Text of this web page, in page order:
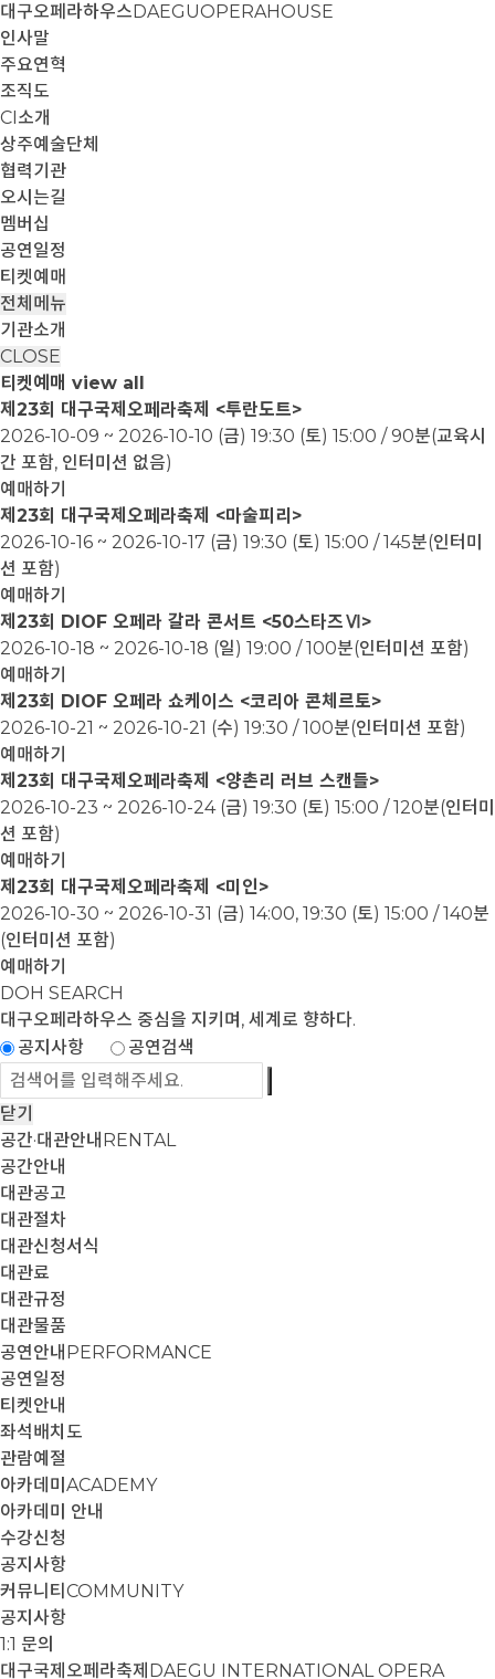
대구오페라하우스DAEGUOPERAHOUSE
인사말
주요연혁
조직도
CI소개
상주예술단체
협력기관
오시는길
멤버십
공연일정
티켓예매
전체메뉴
기관소개
CLOSE
티켓예매 view all
제23회 대구국제오페라축제 <투란도트>
2026-10-09 ~ 2026-10-10 (금) 19:30 (토) 15:00 / 90분(교육시
간 포함, 인터미션 없음)
예매하기
제23회 대구국제오페라축제 <마술피리>
2026-10-16 ~ 2026-10-17 (금) 19:30 (토) 15:00 / 145분(인터미
션 포함)
예매하기
제23회 DIOF 오페라 갈라 콘서트 <50스타즈Ⅵ>
2026-10-18 ~ 2026-10-18 (일) 19:00 / 100분(인터미션 포함)
예매하기
제23회 DIOF 오페라 쇼케이스 <코리아 콘체르토>
2026-10-21 ~ 2026-10-21 (수) 19:30 / 100분(인터미션 포함)
예매하기
제23회 대구국제오페라축제 <양촌리 러브 스캔들>
2026-10-23 ~ 2026-10-24 (금) 19:30 (토) 15:00 / 120분(인터미
션 포함)
예매하기
제23회 대구국제오페라축제 <미인>
2026-10-30 ~ 2026-10-31 (금) 14:00, 19:30 (토) 15:00 / 140분
(인터미션 포함)
예매하기
DOH SEARCH
대구오페라하우스 중심을 지키며, 세계로 향하다.
공지사항
공연검색
닫기
공간·대관안내 RENTAL
공간안내
대관공고
대관절차
대관신청서식
대관료
대관규정
대관물품
공연안내 PERFORMANCE
공연일정
티켓안내
좌석배치도
관람예절
아카데미 ACADEMY
아카데미 안내
수강신청
공지사항
커뮤니티 COMMUNITY
공지사항
1:1 문의
대구국제오페라축제 DAEGU INTERNATIONAL OPERA